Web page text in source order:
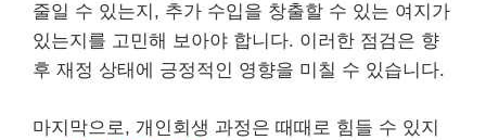
줄일 수 있는지, 추가 수입을 창출할 수 있는 여지가
있는지를 고민해 보아야 합니다. 이러한 점검은 향
후 재정 상태에 긍정적인 영향을 미칠 수 있습니다.
마지막으로, 개인회생 과정은 때때로 힘들 수 있지